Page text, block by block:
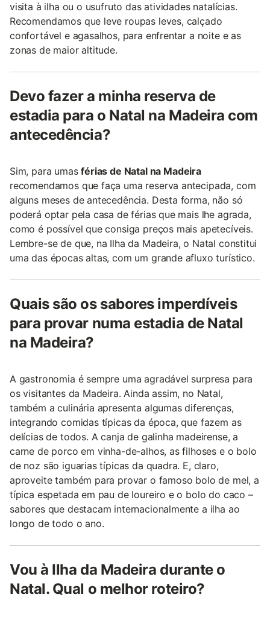
visita à ilha ou o usufruto das atividades natalícias.
Recomendamos que leve roupas leves, calçado
confortável e agasalhos, para enfrentar a noite e as
zonas de maior altitude.
Devo fazer a minha reserva de
estadia para o Natal na Madeira com
antecedência?
Sim, para umasférias de Natal na Madeira
recomendamos que faça uma reserva antecipada, com
alguns meses de antecedência. Desta forma, não só
poderá optar pela casa de férias que mais lhe agrada,
como é possível que consiga preços mais apetecíveis.
Lembre-se de que, na Ilha da Madeira, o Natal constitui
uma das épocas altas, com um grande afluxo turístico.
Quais são os sabores imperdíveis
para provar numa estadia de Natal
na Madeira?
A gastronomia é sempre uma agradável surpresa para
os visitantes da Madeira. Ainda assim, no Natal,
também a culinária apresenta algumas diferenças,
integrando comidas típicas da época, que fazem as
delícias de todos. A canja de galinha madeirense, a
carne de porco em vinha-de-alhos, as filhoses e o bolo
de noz são iguarias típicas da quadra. E, claro,
aproveite também para provar o famoso bolo de mel, a
típica espetada em pau de loureiro e o bolo do caco –
sabores que destacam internacionalmente a ilha ao
longo de todo o ano.
Vou à Ilha da Madeira durante o
Natal. Qual o melhor roteiro?